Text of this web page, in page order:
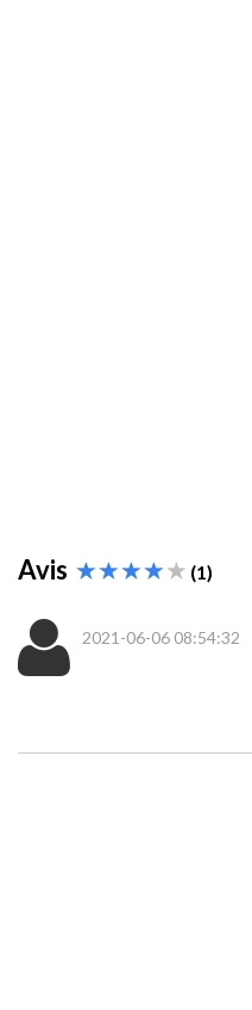
Avis (1)
2021-06-06 08:54:32